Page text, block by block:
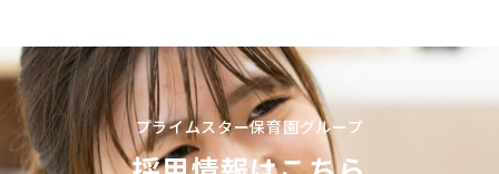
プライムスター保育園グループ